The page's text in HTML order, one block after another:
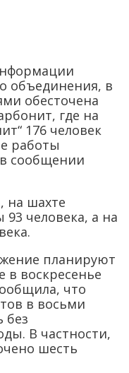
объединения, в
обесточена
где на
176 человек
работы
сообщении
на шахте
человека, а на
планируют
в воскресенье
что
в восьми
без
В частности,
шесть